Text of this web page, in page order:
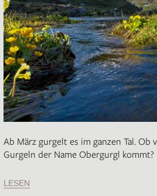
Ab März gurgelt es im ganzen Tal. Ob
Gurgeln der Name Obergurgl kommt?
LESEN